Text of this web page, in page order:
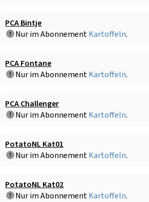
PCA Bintje
Nur im AbonnementKartoffeln.
PCA Fontane
Nur im AbonnementKartoffeln.
PCA Challenger
Nur im AbonnementKartoffeln.
PotatoNL Kat01
Nur im AbonnementKartoffeln.
PotatoNL Kat02
Nur im AbonnementKartoffeln.